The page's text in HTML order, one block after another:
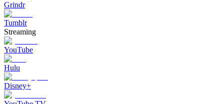
Grindr
Tumblr
Streaming
YouTube
Hulu
Disney+